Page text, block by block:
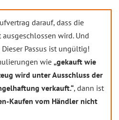
darauf, dass die
wird. Und
Passus ist ungültig!
wie „gekauft wie
wird unter Ausschluss der
verkauft.“, dann ist
Kaufen vom Händler nicht